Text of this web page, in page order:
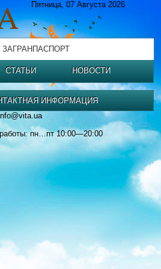
Пятница, 07 Августа 2026
ЗАГРАНПАСПОРТ
СТАТЬИ НОВОСТИ
ИНФОРМАЦИЯ
пн…пт 10:00—20:00